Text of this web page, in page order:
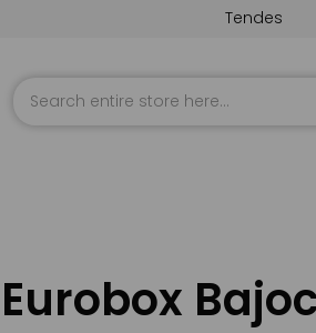
Tendes
Eurobox